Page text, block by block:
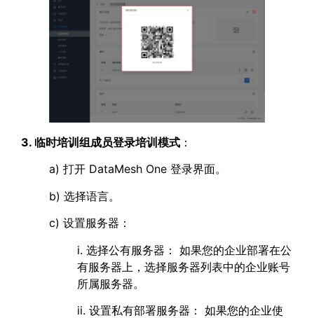
3. 临时培训组成员登录培训模式 ：
a) 打开 DataMesh One 登录界面。
b) 选择语言。
c) 设置服务器：
i. 选择公有服务器： 如果您的企业部署在公
有服务器上，选择服务器列表中的企业账号
所属服务器。
ii. 设置私有部署服务器： 如果您的企业使